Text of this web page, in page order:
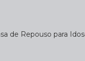
de Repouso para